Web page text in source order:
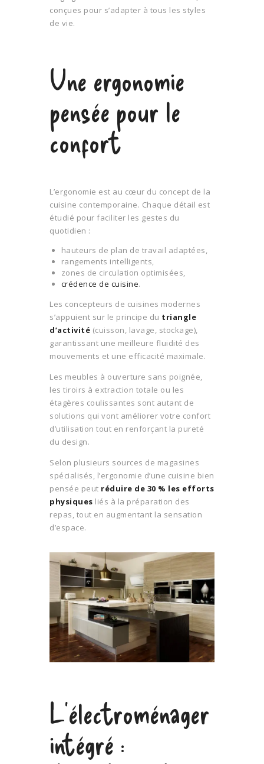
conçues pour s’adapter à tous les styles
de vie.
Une ergonomie
pensée pour le
confort
L’ergonomie est au cœur du concept de la
cuisine contemporaine. Chaque détail est
étudié pour faciliter les gestes du
quotidien :
hauteurs de plan de travail adaptées,
rangements intelligents,
zones de circulation optimisées,
crédence de cuisine.
Les concepteurs de cuisines modernes
s’appuient sur le principe du triangle
d’activité (cuisson, lavage, stockage),
garantissant une meilleure fluidité des
mouvements et une efficacité maximale.
Les meubles à ouverture sans poignée,
les tiroirs à extraction totale ou les
étagères coulissantes sont autant de
solutions qui vont améliorer votre confort
d’utilisation tout en renforçant la pureté
du design.
Selon plusieurs sources de magasines
spécialisés, l’ergonomie d’une cuisine bien
pensée peut réduire de 30 % les efforts
physiques liés à la préparation des
repas, tout en augmentant la sensation
d’espace.
L’électroménager
intégré :